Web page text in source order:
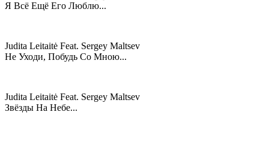
Я Всё Ещё Его Люблю...
Judita Leitaitė Feat. Sergey Maltsev
Не Уходи, Побудь Со Мною...
Judita Leitaitė Feat. Sergey Maltsev
Звёзды На Небе...